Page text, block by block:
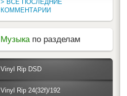
> ВСЕ ПОСЛЕДНИЕ
КОММЕНТАРИИ
Музыка по разделам
Vinyl Rip DSD
Vinyl Rip 24(32f)/192